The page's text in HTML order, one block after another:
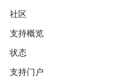
社区
支持概览
状态
支持门户